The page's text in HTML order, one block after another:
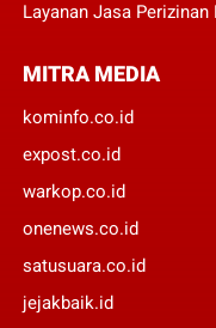
Layanan Jasa Perizinan
MITRA MEDIA
kominfo.co.id
expost.co.id
warkop.co.id
onenews.co.id
satusuara.co.id
jejakbaik.id